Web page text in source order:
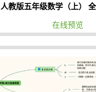
人教版五年级数学（上）
在线预览